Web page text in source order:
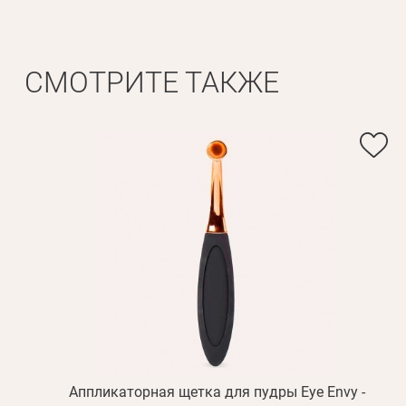
СМОТРИТЕ ТАКЖЕ
Аппликаторная щетка для пудры Eye Envy -